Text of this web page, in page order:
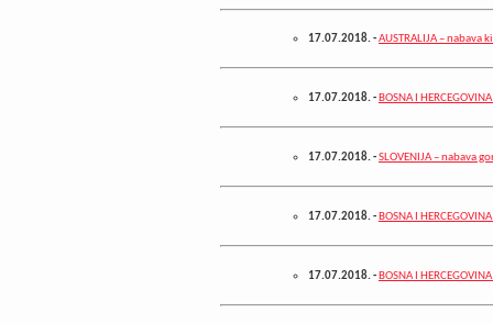
17.07.2018.-AUSTRALIJA – nabava
17.07.2018.- BOSNA I
17.07.2018.-SLOVENIJA – nabava
17.07.2018.- BOSNA I
17.07.2018.- BOSNA I